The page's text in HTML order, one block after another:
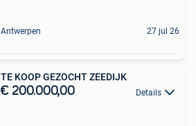
Antwerpen 27 jul 26
TE KOOP GEZOCHT ZEEDIJK
€ 200.000,00 Details